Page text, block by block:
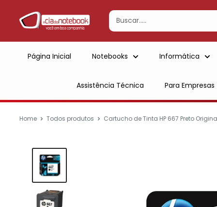
conteúdo
Página Inicial Notebooks Informática
Assistência Técnica Para Empresas
Home Todos produtos Cartucho de Tinta HP 667 Preto